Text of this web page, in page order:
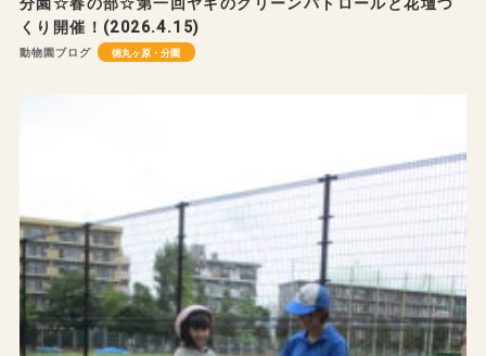
くり開催！(2026.4.15)
動物園ブログ 徳丸ヶ原・分園